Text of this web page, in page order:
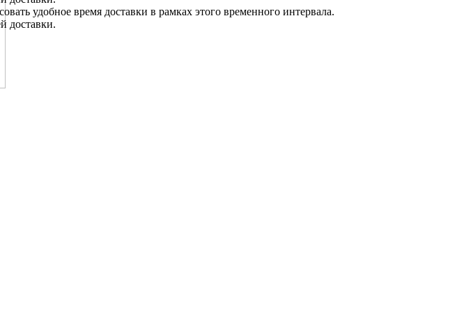
удобное время доставки в рамках этого временного интервала.
доставки.